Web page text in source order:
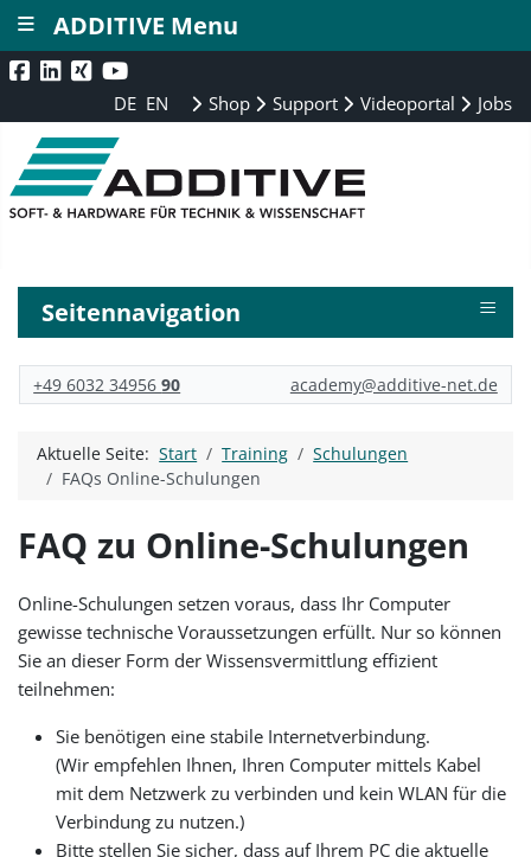
DE EN Shop Support Videoportal Jobs
Seitennavigation ≡
+49 6032 3495690 academy@additive-net.de
Aktuelle Seite:Start Training
Schulungen
FAQs Online-Schulungen
FAQ zu Online-Schulungen
Online-Schulungen setzen voraus, dass Ihr Computer
gewisse technische Voraussetzungen erfüllt. Nur so können
Sie an dieser Form der Wissensvermittlung effizient
teilnehmen:
Sie benötigen eine stabile Internetverbindung.
(Wir empfehlen Ihnen, Ihren Computer mittels Kabel
mit dem Netzwerk zu verbinden und kein WLAN für die
Verbindung zu nutzen.)
Bitte stellen Sie sicher, dass auf Ihrem PC die aktuelle
ADDITIVE Menu
≡